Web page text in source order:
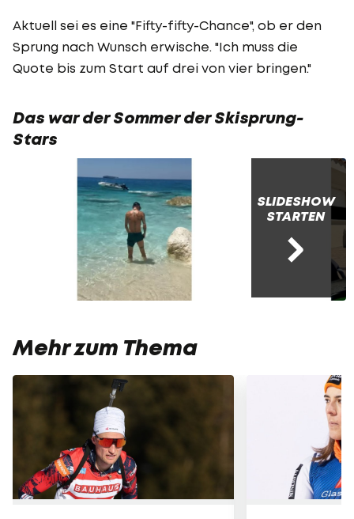
Aktuell sei es eine "Fifty-fifty-Chance", ob er den
Sprung nach Wunsch erwische. "Ich muss die
Quote bis zum Start auf drei von vier bringen."
Das war der Sommer der Skisprung-
Stars
SLIDESHOW
STARTEN
Mehr zum Thema